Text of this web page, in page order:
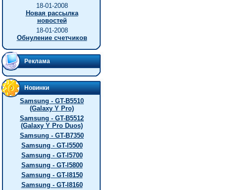
18-01-2008
Новая рассылка
новостей
18-01-2008
Обнуление счетчиков
Реклама
Новинки
Samsung - GT-B5510
(Galaxy Y Pro)
Samsung - GT-B5512
(Galaxy Y Pro Duos)
Samsung - GT-B7350
Samsung - GT-I5500
Samsung - GT-I5700
Samsung - GT-I5800
Samsung - GT-I8150
Samsung - GT-I8160